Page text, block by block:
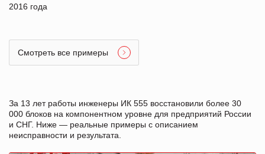
2016 года
Смотреть все примеры
За 13 лет работы инженеры ИК 555 восстановили более 30
000 блоков на компонентном уровне для предприятий России
и СНГ. Ниже — реальные примеры с описанием
неисправности и результата.